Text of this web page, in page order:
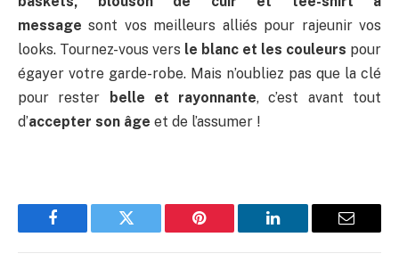
message sont vos meilleurs alliés pour rajeunir vos
looks. Tournez-vous vers le blanc et les couleurs pour
égayer votre garde-robe. Mais n’oubliez pas que la clé
pour rester
belle et rayonnante, c’est avant tout
d’accepter son âge et de l’assumer !
Facebook Twitter Pinterest LinkedIn Email